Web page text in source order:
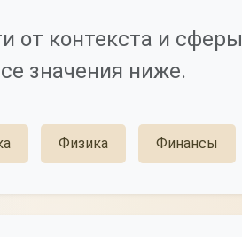
от контекста и сферы
значения ниже.
Физика Финансы